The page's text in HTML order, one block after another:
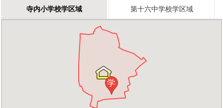
寺内小学校学区域 第十六中学校学区域
学